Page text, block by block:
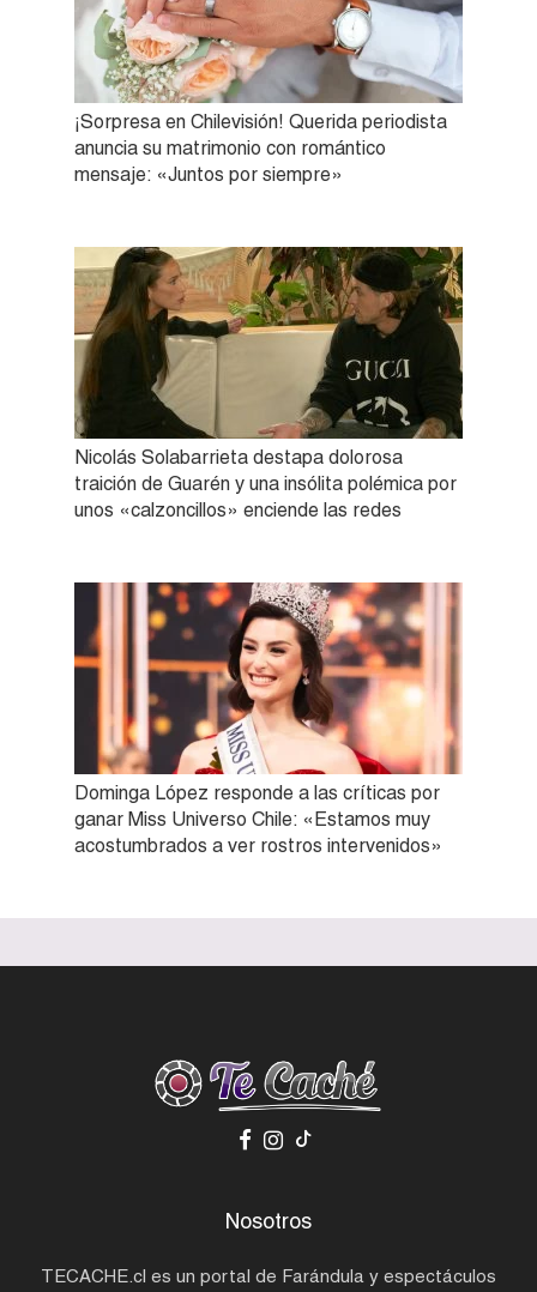
¡Sorpresa en Chilevisión! Querida periodista
anuncia su matrimonio con romántico
mensaje: «Juntos por siempre»
Nicolás Solabarrieta destapa dolorosa
traición de Guarén y una insólita polémica por
unos «calzoncillos» enciende las redes
Dominga López responde a las críticas por
ganar Miss Universo Chile: «Estamos muy
acostumbrados a ver rostros intervenidos»
Nosotros
TECACHE.cl es un portal de Farándula y espectáculos